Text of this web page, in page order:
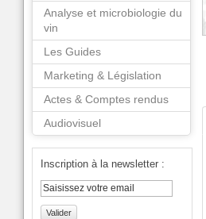
Analyse et microbiologie du
vin
Les Guides
Marketing & Législation
Actes & Comptes rendus
Audiovisuel
Inscription à la newsletter :
Valider